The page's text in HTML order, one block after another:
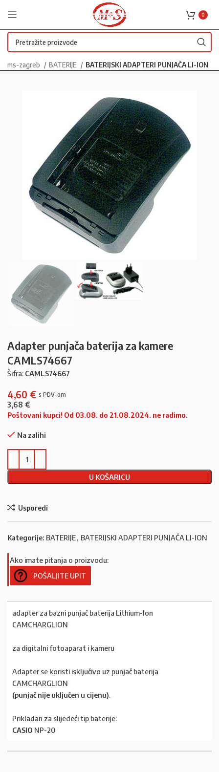
0
ms-zagreb BATERIJE BATERIJSKI ADAPTERI PUNJAČA LI-ION
Adapter punjača baterija za kamere
CAMLS74667
Šifra: CAMLS74667
4,60 €
3,68 €
Poštovani kupci! Od 03.08. do 21.08.2024. ne radimo.
Na zalihi
U KOŠARICU
Usporedi
Kategorije: BATERIJE, BATERIJSKI ADAPTERI PUNJAČA LI-ION
Ako imate pitanja o proizvodu:
POŠALJITE UPIT
adapter za bazni punjač baterija Lithium-Ion
CAMCHARGLION
za digitalni fotoaparat i kameru
Adapter se koristi isključivo uz punjač baterija
CAMCHARGLION
(punjač nije uključen u cijenu).
Prikladan za slijedeći tip baterije:
CASIO NP-20